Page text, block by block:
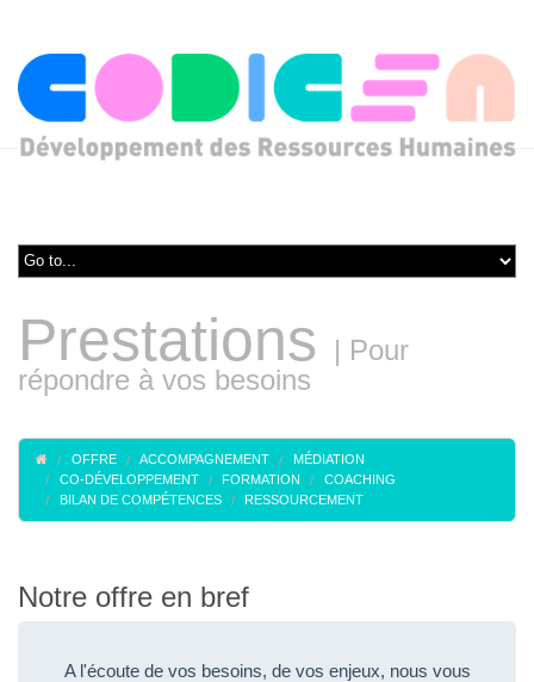
Prestations | Pour
répondre à vos besoins
OFFRE ACCOMPAGNEMENT
MÉDIATION
CO-DÉVELOPPEMENT
FORMATION
COACHING
BILAN DE COMPÉTENCES
RESSOURCEMENT
Notre offre en bref
A l'écoute de vos besoins, de vos enjeux, nous vous